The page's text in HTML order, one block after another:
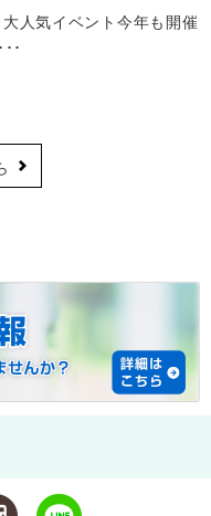
人気イベント今年も開催
･